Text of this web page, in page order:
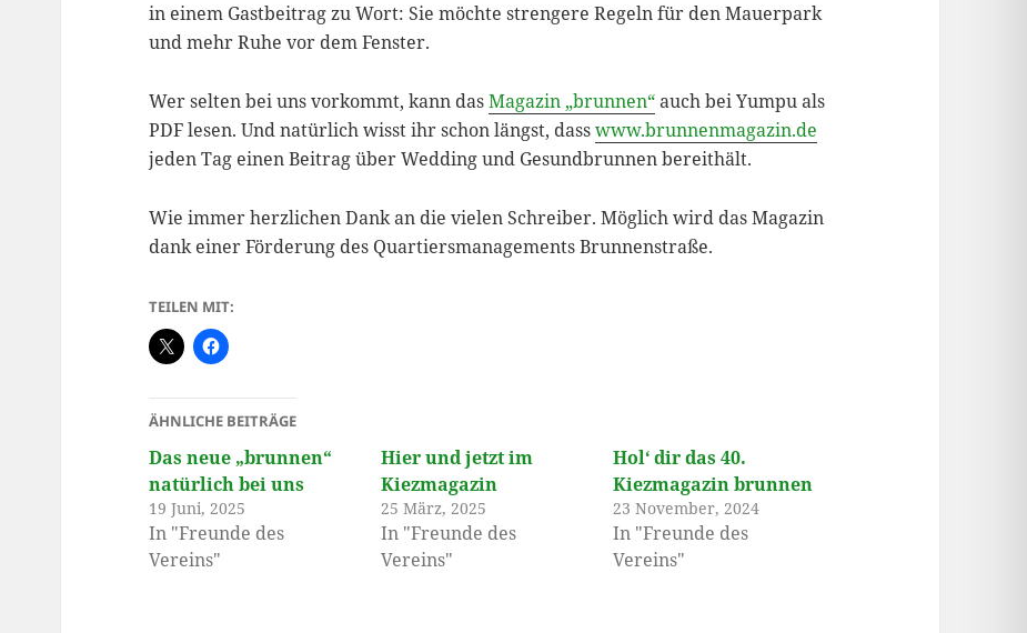
in einem Gastbeitrag zu Wort: Sie möchte strengere Regeln für den Mauerpark
und mehr Ruhe vor dem Fenster.
Wer selten bei uns vorkommt, kann dasMagazin „brunnen“auch bei Yumpu als
PDF lesen. Und natürlich wisst ihr schon längst, dasswww.brunnenmagazin.de
jeden Tag einen Beitrag über Wedding und Gesundbrunnen bereithält.
Wie immer herzlichen Dank an die vielen Schreiber. Möglich wird das Magazin
dank einer Förderung des Quartiersmanagements Brunnenstraße.
TEILEN MIT:
ÄHNLICHE BEITRÄGE
Das neue „brunnen“
natürlich bei uns
19 Juni, 2025
In "Freunde des
Vereins"
Hier und jetzt im
Kiezmagazin
25 März, 2025
In "Freunde des
Vereins"
Hol‘ dir das 40.
Kiezmagazin brunnen
23 November, 2024
In "Freunde des
Vereins"